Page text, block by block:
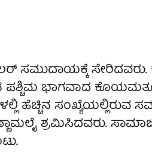
ಸಮುದಾಯಕ್ಕೆ
ಪಶ್ಚಿಮ ಭಾಗವಾದ
ಹೆಚ್ಚಿನ ಸಂಖ್ಯೆಯಲ್ಲಿರುವ
ಶ್ರಮಿಸಿದವರು.